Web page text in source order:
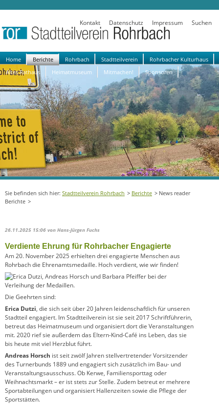
Kontakt Datenschutz Impressum Suchen
Navigation
überspringen
Home Berichte Rohrbach Stadtteilverein
Rohrbacher Kulturhaus
Altes Rathaus
Heimatmuseum Mitmachen! Sponsoren
Stadtteilverein Rohrbach Berichte
News reader
Berichte
26.11.2025 15:06 von Hans-Jürgen Fuchs
Verdiente Ehrung für Rohrbacher Engagierte
Am 20. November 2025 erhielten drei engagierte Menschen aus
Rohrbach die Ehrenamtsmedaille. Hoch verdient, wie wir finden!
Die Geehrten sind:
Erica Dutzi, die sich seit über 20 Jahren leidenschaftlich für unseren
Stadtteil engagiert. Im Stadtteilverein ist sie seit 2017 Schriftführerin,
betreut das Heimatmuseum und organisiert dort die Veranstaltungen
mit. 2020 rief sie außerdem das Eltern-Kind-Café ins Leben, das sie
bis heute mit viel Herzblut führt.
Andreas Horsch ist seit zwölf Jahren stellvertretender Vorsitzender
des Turnerbunds 1889 und engagiert sich zusätzlich im Bau- und
Veranstaltungsausschuss. Ob Kerwe, Familiensporttag oder
Weihnachtsmarkt – er ist stets zur Stelle. Zudem betreut er mehrere
Sportabteilungen und organisiert Hallenzeiten sowie die Pflege der
Sportstätten.